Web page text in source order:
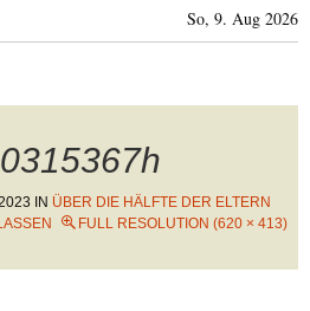
So, 9. Aug 2026
IN ÜBER DIE HÄLFTE DER ELTERN
FULL RESOLUTION (620 × 413)